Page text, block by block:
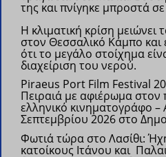
της και πνίγηκε μπροστά
Η κλιματική κρίση
στον Θεσσαλικό Κάμπο και
ότι το μεγάλο στοίχημα
διαχείριση του νερού.
Piraeus Port Film Festival
Πειραιά με αφιέρωμα στον
ελληνικό κινηματογράφο –
Σεπτεμβρίου 2026 στο
Φωτιά τώρα στο Λασίθι:
κατοίκους Ιτάνου και